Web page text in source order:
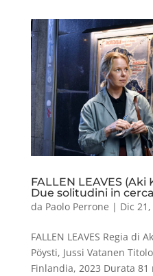
FALLEN LEAVES
Due solitudini in
da Paolo Perrone | Dic
FALLEN LEAVES Regia di
Pöysti, Jussi Vatanen
Finlandia, 2023 Durata